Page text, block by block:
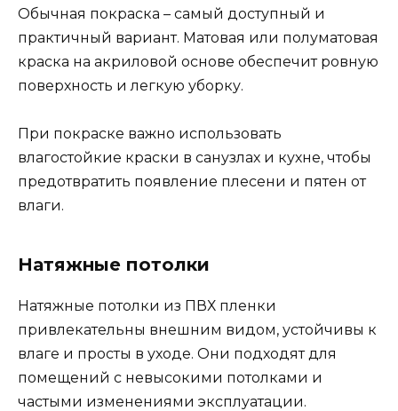
Обычная покраска – самый доступный и
практичный вариант. Матовая или полуматовая
краска на акриловой основе обеспечит ровную
поверхность и легкую уборку.
При покраске важно использовать
влагостойкие краски в санузлах и кухне, чтобы
предотвратить появление плесени и пятен от
влаги.
Натяжные потолки
Натяжные потолки из ПВХ пленки
привлекательны внешним видом, устойчивы к
влаге и просты в уходе. Они подходят для
помещений с невысокими потолками и
частыми изменениями эксплуатации.